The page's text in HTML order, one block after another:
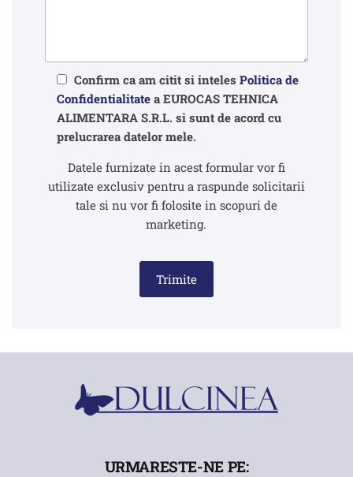
Confirm ca am citit si inteles Politica de
Confidentialitatea EUROCAS TEHNICA
ALIMENTARA S.R.L. si sunt de acord cu
prelucrarea datelor mele.
Datele furnizate in acest formular vor fi
utilizate exclusiv pentru a raspunde solicitarii
tale si nu vor fi folosite in scopuri de
marketing.
Trimite
URMARESTE-NE PE: